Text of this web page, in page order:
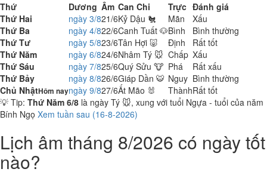
Thứ
Dương Âm Can Chi Trực Đánh giá
Thứ Hai
ngày 3/821/6Kỷ Dậu 🐔 Mãn
Xấu
Thứ Ba
ngày 4/822/6Canh Tuất 🐶Bình
Bình thường
Thứ Tư
ngày 5/823/6Tân Hợi 🐷 Định
Rất tốt
Thứ Năm
ngày 6/824/6Nhâm Tý 🐭 Chấp Xấu
Thứ Sáu
ngày 7/825/6Quý Sửu 🐮 Phá
Rất xấu
Thứ Bảy
ngày 8/826/6Giáp Dần 🐯 Nguy Bình thường
Chủ NhậtHôm nayngày 9/827/6Ất Mão 🐰 ThànhRất tốt
💡 Tip: Thứ Năm 6/8 là ngày Tý 🐭, xung với tuổi Ngựa - tuổi của năm
Bính Ngọ Xem tuần sau (16-8-2026)
Lịch âm tháng 8/2026 có ngày tốt
nào?